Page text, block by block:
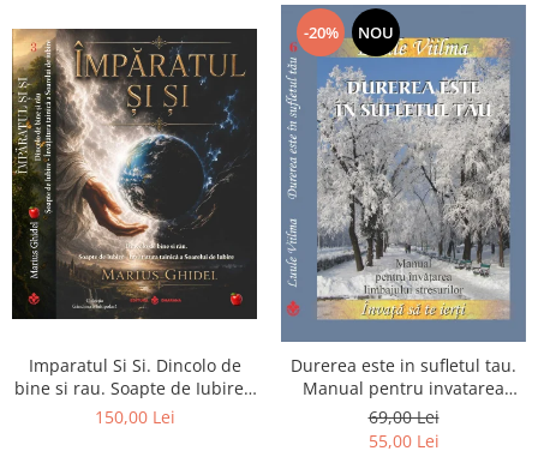
Imparatul Si Si. Dincolo de
bine si rau. Soapte de Iubire -
Invatatura tainica a Soarelui
150,00 Lei
-20% NOU
Durerea este in sufletul tau.
Manual pentru invatarea
limbajului stresurilor Seria
Invata sa te Ierti Luule Viilma
69,00 Lei
55,00 Lei